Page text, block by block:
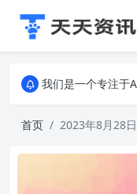
我们是一个专注于AI前沿ChatGPT、DeepSeek、GEO优化、SEO优化、建站技术、
我们是一个专注于AI前沿ChatGPT、DeepSeek、GEO优化、SEO优化、建站技术、
首页 2023年8月28日